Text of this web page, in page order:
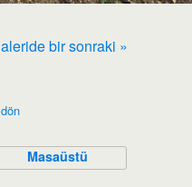
bir sonraki »
Masaüstü